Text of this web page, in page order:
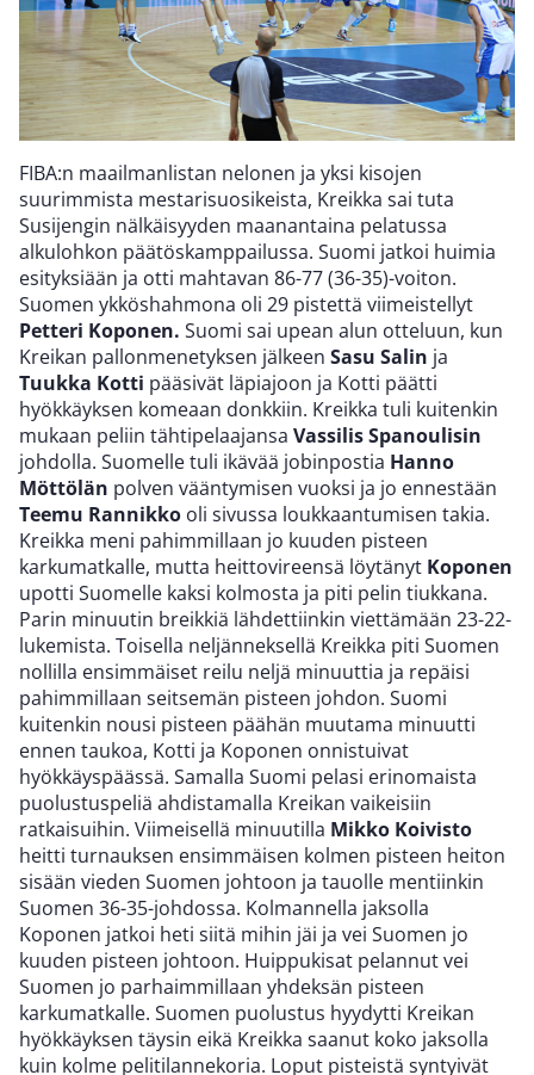
FIBA:n maailmanlistan nelonen ja yksi kisojen
suurimmista mestarisuosikeista, Kreikka sai tuta
Susijengin nälkäisyyden maanantaina pelatussa
alkulohkon päätöskamppailussa. Suomi jatkoi huimia
esityksiään ja otti mahtavan 86-77 (36-35)-voiton.
Suomen ykköshahmona oli 29 pistettä viimeistellyt
Petteri Koponen. Suomi sai upean alun otteluun, kun
Kreikan pallonmenetyksen jälkeen Sasu Salin ja
Tuukka Kotti pääsivät läpiajoon ja Kotti päätti
hyökkäyksen komeaan donkkiin. Kreikka tuli kuitenkin
mukaan peliin tähtipelaajansa Vassilis Spanoulisin
johdolla. Suomelle tuli ikävää jobinpostia Hanno
Möttölän polven vääntymisen vuoksi ja jo ennestään
Teemu Rannikko oli sivussa loukkaantumisen takia.
Kreikka meni pahimmillaan jo kuuden pisteen
karkumatkalle, mutta heittovireensä löytänyt Koponen
upotti Suomelle kaksi kolmosta ja piti pelin tiukkana.
Parin minuutin breikkiä lähdettiinkin viettämään 23-22-
lukemista. Toisella neljänneksellä Kreikka piti Suomen
nollilla ensimmäiset reilu neljä minuuttia ja repäisi
pahimmillaan seitsemän pisteen johdon. Suomi
kuitenkin nousi pisteen päähän muutama minuutti
ennen taukoa, Kotti ja Koponen onnistuivat
hyökkäyspäässä. Samalla Suomi pelasi erinomaista
puolustuspeliä ahdistamalla Kreikan vaikeisiin
ratkaisuihin. Viimeisellä minuutilla Mikko Koivisto
heitti turnauksen ensimmäisen kolmen pisteen heiton
sisään vieden Suomen johtoon ja tauolle mentiinkin
Suomen 36-35-johdossa. Kolmannella jaksolla
Koponen jatkoi heti siitä mihin jäi ja vei Suomen jo
kuuden pisteen johtoon. Huippukisat pelannut vei
Suomen jo parhaimmillaan yhdeksän pisteen
karkumatkalle. Suomen puolustus hyydytti Kreikan
hyökkäyksen täysin eikä Kreikka saanut koko jaksolla
kuin kolme pelitilannekoria. Loput pisteistä syntyivät